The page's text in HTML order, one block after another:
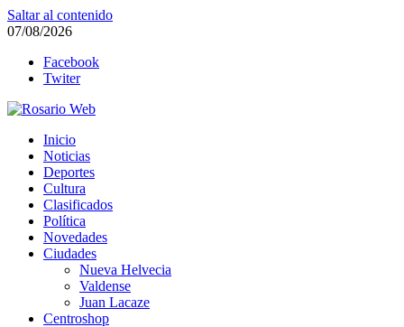
Saltar al contenido
07/08/2026
Facebook
Twiter
Rosario Web
Todas la noticias de Rosario y la zona
Inicio
Noticias
Deportes
Cultura
Clasificados
Política
Novedades
Ciudades
Nueva Helvecia
Valdense
Juan Lacaze
Centroshop